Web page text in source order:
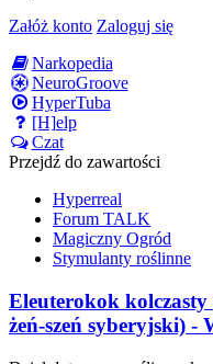
Załóż konto Zaloguj się
Narkopedia
NeuroGroove
HyperTuba
[H]elp
Czat
Przejdź do zawartości
Hyperreal
Forum TALK
Magiczny Ogród
Stymulanty roślinne
Eleuterokok kolczasty
żeń-szeń syberyjski) -